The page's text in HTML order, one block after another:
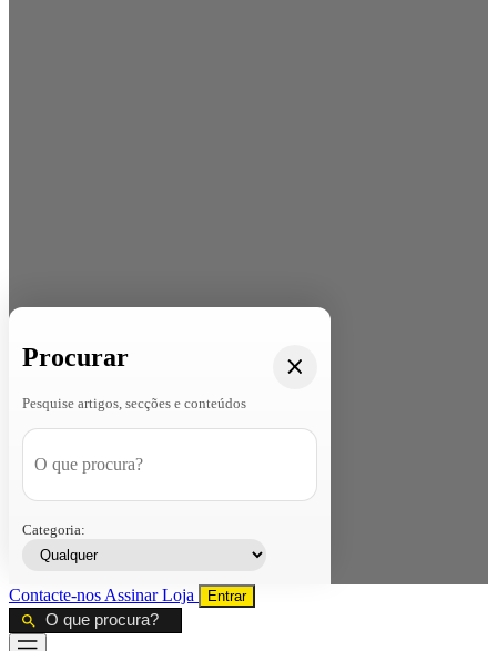
Procurar
Pesquise artigos, secções e conteúdos
Categoria:
Contacte-nos AssinarLoja Entrar